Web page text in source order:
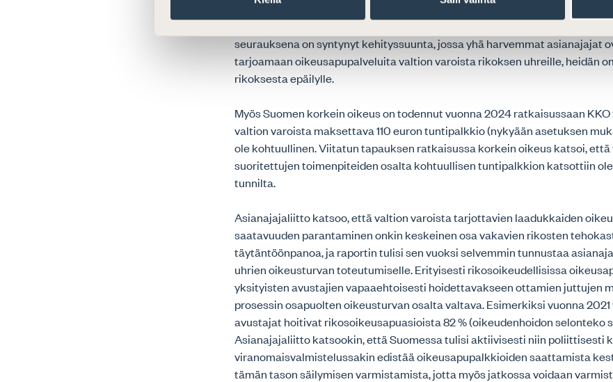
oikeusapu on käytännön tasolla heikentynyt 2000-luvulla.
seurauksena on syntynyt kehityssuunta, jossa yhä harvemmat asianajajat
tarjoamaan oikeusapupalveluita valtion varoista rikoksen uhreille, heidän
rikoksesta epäilylle.
Myös Suomen korkein oikeus on todennut vuonna 2024 ratkaisussaan KKO
valtion varoista maksettava 110 euron tuntipalkkio (nykyään asetuksen
ole kohtuullinen. Viitatun tapauksen ratkaisussa korkein oikeus katsoi, että
suoritettujen toimenpiteiden osalta kohtuullisen tuntipalkkion katsottiin
tunnilta.
Asianajajaliitto katsoo, että valtion varoista tarjottavien laadukkaiden
saatavuuden parantaminen onkin keskeinen osa vakavien rikosten
täytäntöönpanoa, ja raportin tulisi sen vuoksi selvemmin tunnustaa
uhrien oikeusturvan toteutumiselle. Erityisesti rikosoikeudellisissa
yksityisten avustajien vapaaehtoisesti hoidettavakseen ottamien juttujen
prosessin osapuolten oikeusturvan osalta valtava. Esimerkiksi vuonna
avustajat hoitivat rikosoikeusapuasioista 82 % (oikeudenhoidon selonteko
Asianajajaliitto katsookin, että Suomessa tulisi aktiivisesti niin poliittisesti
viranomaisvalmistelussakin edistää oikeusapupalkkioiden saattamista
tämän tason säilymisen varmistamista, jotta myös jatkossa voidaan